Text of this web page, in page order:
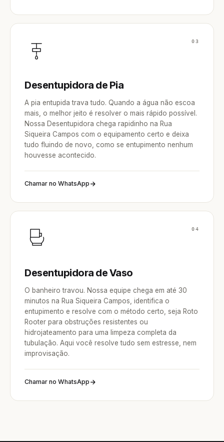
03
Desentupidora de Pia
A pia entupida trava tudo. Quando a água não escoa
mais, o melhor jeito é resolver o mais rápido possível.
Nossa Desentupidora chega rapidinho na Rua
Siqueira Campos com o equipamento certo e deixa
tudo fluindo de novo, como se entupimento nenhum
houvesse acontecido.
Chamar no WhatsApp
04
Desentupidora de Vaso
O banheiro travou. Nossa equipe chega em até 30
minutos na Rua Siqueira Campos, identifica o
entupimento e resolve com o método certo, seja Roto
Rooter para obstruções resistentes ou
hidrojateamento para uma limpeza completa da
tubulação. Aqui você resolve tudo sem estresse, nem
improvisação.
Chamar no WhatsApp